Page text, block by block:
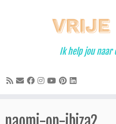
Ik help jou naar